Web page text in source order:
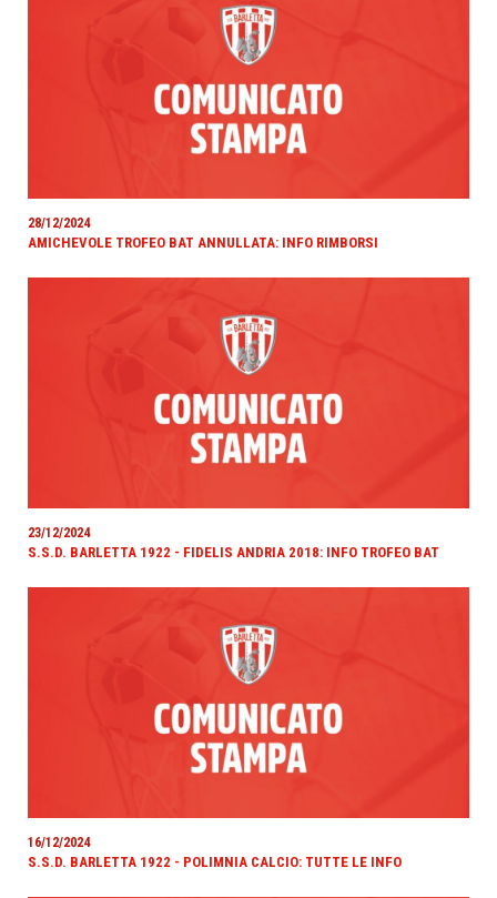
28/12/2024
AMICHEVOLE TROFEO BAT ANNULLATA: INFO RIMBORSI
23/12/2024
S.S.D. BARLETTA 1922 - FIDELIS ANDRIA 2018: INFO TROFEO BAT
16/12/2024
S.S.D. BARLETTA 1922 - POLIMNIA CALCIO: TUTTE LE INFO